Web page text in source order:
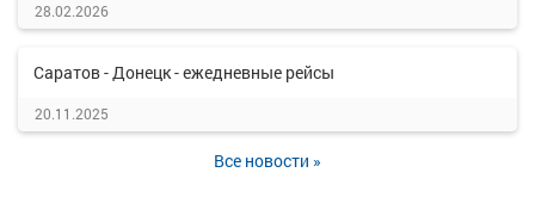
28.02.2026
Саратов - Донецк - ежедневные рейсы
20.11.2025
Все новости »